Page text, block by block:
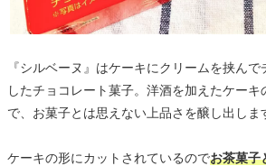
『シルベーヌ』はケーキにクリームを挟ん
したチョコレート菓子。洋酒を加えたケーキ
で、お菓子とは思えない上品さを醸し出しま
ケーキの形にカットされているのでお茶菓子